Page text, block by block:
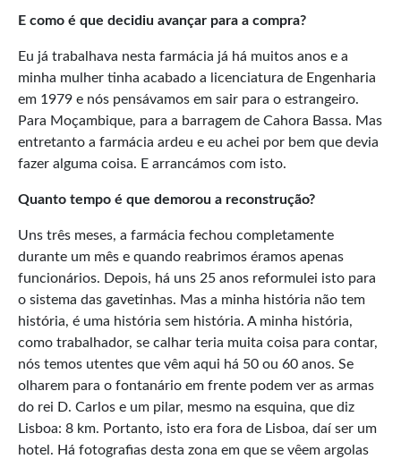
E como é que decidiu avançar para a compra?
Eu já trabalhava nesta farmácia já há muitos anos e a
minha mulher tinha acabado a licenciatura de Engenharia
em 1979 e nós pensávamos em sair para o estrangeiro.
Para Moçambique, para a barragem de Cahora Bassa. Mas
entretanto a farmácia ardeu e eu achei por bem que devia
fazer alguma coisa. E arrancámos com isto.
Quanto tempo é que demorou a reconstrução?
Uns três meses, a farmácia fechou completamente
durante um mês e quando reabrimos éramos apenas
funcionários. Depois, há uns 25 anos reformulei isto para
o sistema das gavetinhas. Mas a minha história não tem
história, é uma história sem história. A minha história,
como trabalhador, se calhar teria muita coisa para contar,
nós temos utentes que vêm aqui há 50 ou 60 anos. Se
olharem para o fontanário em frente podem ver as armas
do rei D. Carlos e um pilar, mesmo na esquina, que diz
Lisboa: 8 km. Portanto, isto era fora de Lisboa, daí ser um
hotel. Há fotografias desta zona em que se vêem argolas